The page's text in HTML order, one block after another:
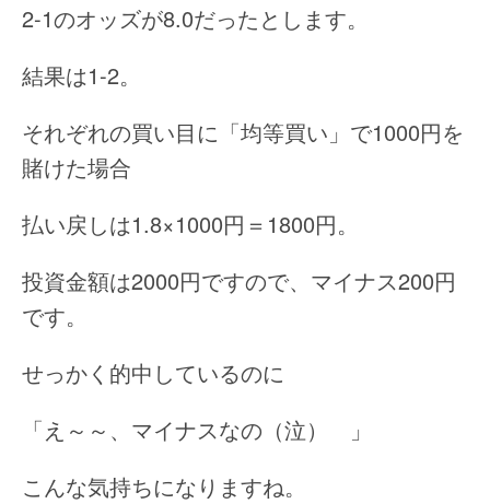
2-1のオッズが8.0だったとします。
結果は1-2。
それぞれの買い目に「均等買い」で1000円を
賭けた場合
払い戻しは1.8×1000円＝1800円。
投資金額は2000円ですので、マイナス200円
です。
せっかく的中しているのに
「え～～、マイナスなの（泣） 」
こんな気持ちになりますね。